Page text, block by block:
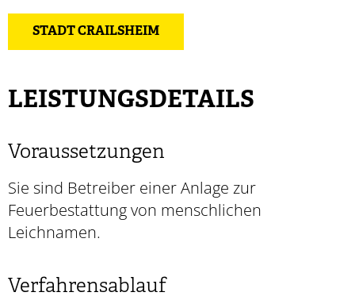
STADT CRAILSHEIM
LEISTUNGSDETAILS
Voraussetzungen
Sie sind Betreiber einer Anlage zur
Feuerbestattung von menschlichen
Leichnamen.
Verfahrensablauf